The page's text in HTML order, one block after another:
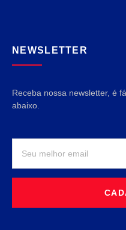
NEWSLETTER
Receba nossa newsletter, é
abaixo.